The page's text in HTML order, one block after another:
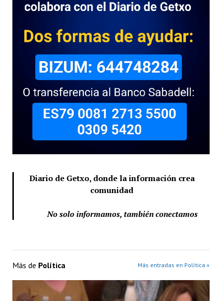
Diario de Getxo, donde la información crea
comunidad
No solo informamos, también conectamos
Más de Política Más entradas en Política »